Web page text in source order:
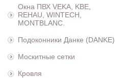
Окна ПВХ VEKA, KBE,
REHAU, WINTECH,
MONTBLANC.
Подоконники Данке (DANKE)
Москитные сетки
Кровля